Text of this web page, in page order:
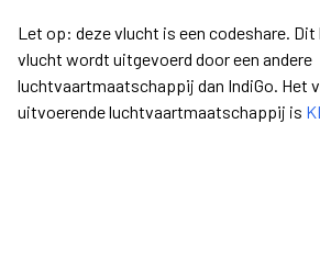
Let op: deze vlucht is een codeshare.
vlucht wordt uitgevoerd door een andere
luchtvaartmaatschappij dan IndiGo. Het
uitvoerende luchtvaartmaatschappij is